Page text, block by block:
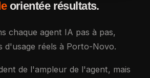
orientée résultats.
chaque agent IA pas à pas,
d'usage réels à Porto-Novo.
de l'ampleur de l'agent, mais